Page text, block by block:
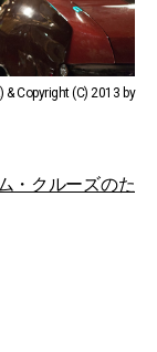
Copyright (C) 2013 by
・クルーズのた